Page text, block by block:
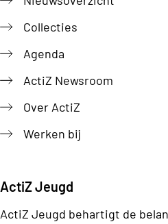
Collecties
Agenda
ActiZ Newsroom
Over ActiZ
Werken bij
ActiZ Jeugd
ActiZ Jeugd behartigt de